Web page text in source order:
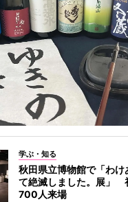
学ぶ・知る
秋田県立博物館で「わけ
て絶滅しました。展」
700人来場